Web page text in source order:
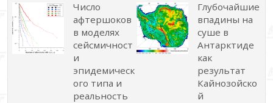
Число
афтершоков
в моделях
сейсмичност
и
эпидемическ
ого типа и
реальность
Глубочайшие
впадины на
суше в
Антарктиде
как
результат
Кайнозойско
й